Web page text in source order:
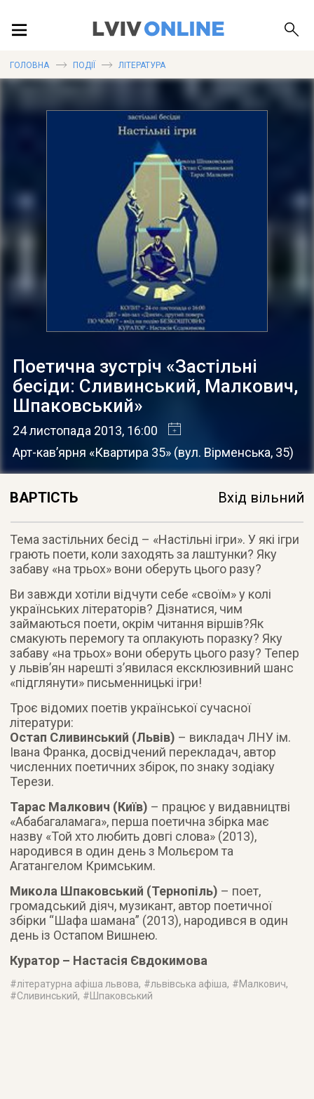
ГОЛОВНА ПОДІЇ ЛІТЕРАТУРА
Поетична зустріч «Застільні
бесіди: Сливинський, Малкович,
Шпаковський»
24 листопада 2013, 16:00
Арт-кав’ярня «Квартира 35» (вул. Вірменська, 35)
ВАРТІСТЬ Вхід вільний
Тема застільних бесід – «Настільні ігри». У які ігри
грають поети, коли заходять за лаштунки? Яку
забаву «на трьох» вони оберуть цього разу?
Ви завжди хотіли відчути себе «своїм» у колі
українських літераторів? Дізнатися, чим
займаються поети, окрім читання віршів?Як
смакують перемогу та оплакують поразку? Яку
забаву «на трьох» вони оберуть цього разу? Тепер
у львів’ян нарешті з’явилася ексклюзивний шанс
«підглянути» письменницькі ігри!
Троє відомих поетів української сучасної
літератури:
Остап Сливинський (Львів) – викладач ЛНУ ім.
Івана Франка, досвідчений перекладач, автор
численних поетичних збірок, по знаку зодіаку
Терези.
Тарас Малкович (Київ) – працює у видавництві
«Абабагаламага», перша поетична збірка має
назву «Той хто любить довгі слова» (2013),
народився в один день з Мольєром та
Агатангелом Кримським.
Микола Шпаковський (Тернопіль) – поет,
громадський діяч, музикант, автор поетичної
збірки “Шафа шамана” (2013), народився в один
день із Остапом Вишнею.
Куратор – Настасія Євдокимова
#літературна афіша львова, #львівська афіша, #Малкович,
#Сливинський, #Шпаковський